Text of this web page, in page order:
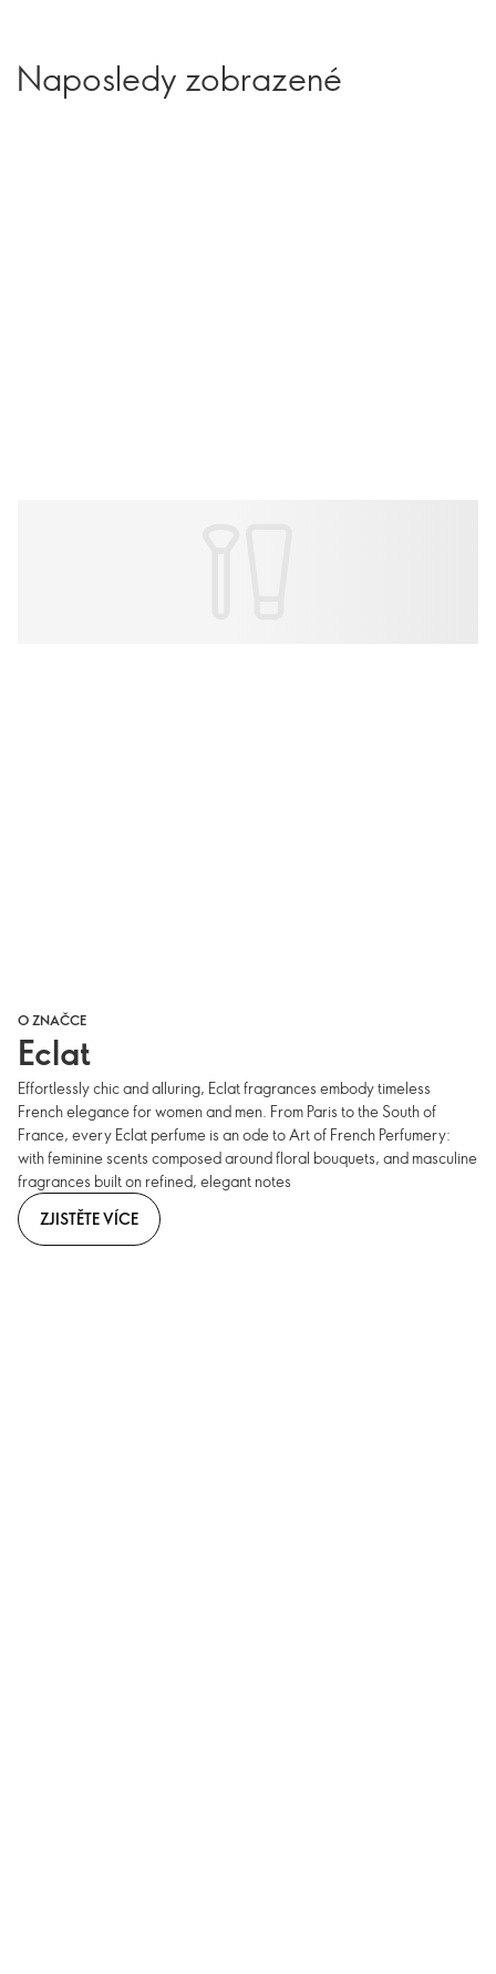
Naposledy zobrazené
O ZNAČCE
Eclat
Effortlessly chic and alluring, Eclat fragrances embody timeless
French elegance for women and men. From Paris to the South of
France, every Eclat perfume is an ode to Art of French Perfumery:
with feminine scents composed around floral bouquets, and masculine
fragrances built on refined, elegant notes
ZJISTĚTE VÍCE